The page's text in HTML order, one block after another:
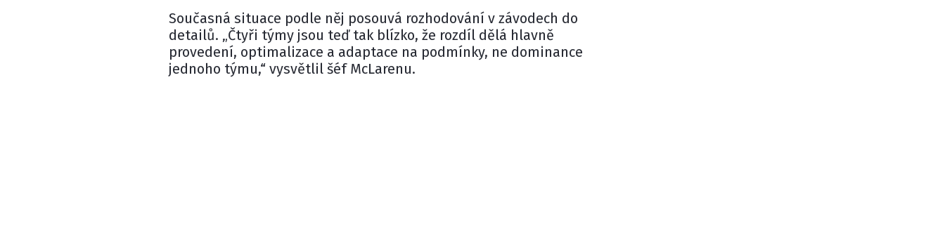
Současná situace podle něj posouvá rozhodování v závodech do
detailů. „Čtyři týmy jsou teď tak blízko, že rozdíl dělá hlavně
provedení, optimalizace a adaptace na podmínky, ne dominance
jednoho týmu,“ vysvětlil šéf McLarenu.